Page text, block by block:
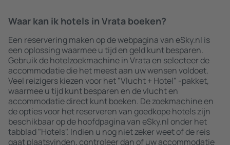
Waar kan ik hotels in Vrata boeken?
Een reservering maken op de webpagina van eSky.nl is
een oplossing waarmee u tijd en geld kunt besparen.
Gebruik de hotelzoekmachine in Vrata en selecteer de
accommodatie die het meest aan uw wensen voldoet.
Veel reizigers kiezen voor het "Vlucht + Hotel" -pakket,
waarmee u tijd kunt besparen en de vlucht en
accommodatie direct kunt boeken. De zoekmachine en
de opties voor het reserveren van goedkope hotels zijn
beschikbaar op de hoofdpagina van eSky.nl onder het
tabblad "Hotels". Indien u nog niet zeker weet of de reis
gaat plaatsvinden, controleer dan of uw accommodatie